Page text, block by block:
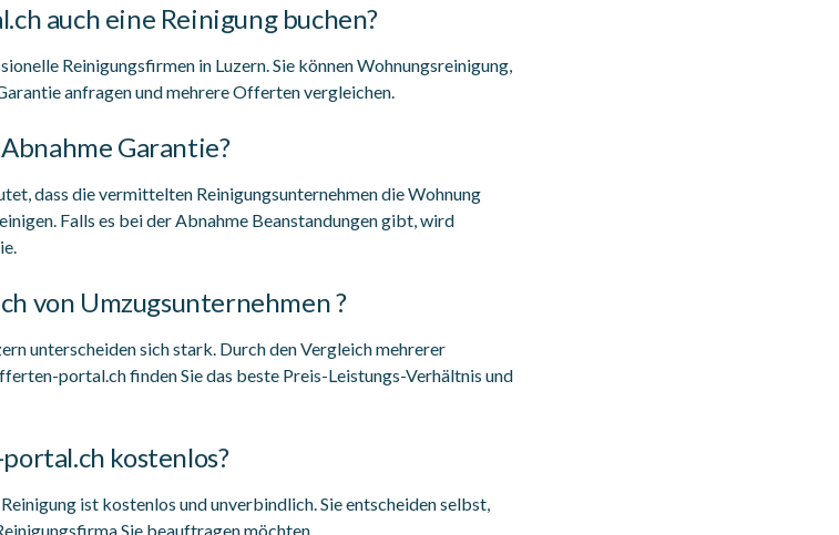
auch eine Reinigung buchen?
Reinigungsfirmen in Luzern. Sie können Wohnungsreinigung,
anfragen und mehrere Offerten vergleichen.
Garantie?
dass die vermittelten Reinigungsunternehmen die Wohnung
Falls es bei der Abnahme Beanstandungen gibt, wird
von Umzugsunternehmen ?
unterscheiden sich stark. Durch den Vergleich mehrerer
portal.ch finden Sie das beste Preis-Leistungs-Verhältnis und
kostenlos?
ist kostenlos und unverbindlich. Sie entscheiden selbst,
Sie beauftragen möchten.